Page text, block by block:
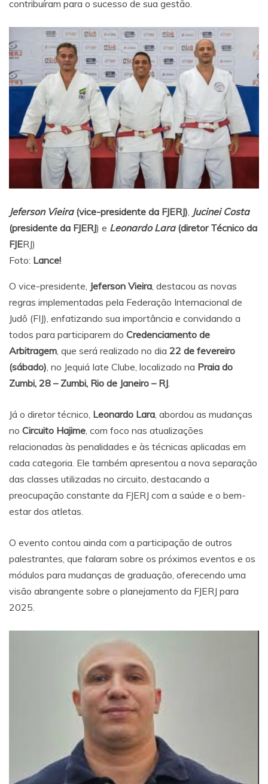
contribuíram para o sucesso de sua gestão.
Jeferson Vieira (vice-presidente da FJERJ) Jucinei Costa
(presidente da FJERJ) e Leonardo Lara (diretor Técnico da
FJERJ)
Foto: Lance!
O vice-presidente, Jeferson Vieira , destacou as novas
regras implementadas pela Federação Internacional de
Judô (FIJ), enfatizando sua importância e convidando a
todos para participarem do Credenciamento de
Arbitragem , que será realizado no dia 22 de fevereiro
(sábado) , no Jequiá Iate Clube, localizado na Praia do
Zumbi, 28 – Zumbi, Rio de Janeiro – RJ
Já o diretor técnico, Leonardo Lara , abordou as mudanças
no Circuito Hajime , com foco nas atualizações
relacionadas às penalidades e às técnicas aplicadas em
cada categoria. Ele também apresentou a nova separação
das classes utilizadas no circuito, destacando a
preocupação constante da FJERJ com a saúde e o bem-
estar dos atletas.
O evento contou ainda com a participação de outros
palestrantes, que falaram sobre os próximos eventos e os
módulos para mudanças de graduação, oferecendo uma
visão abrangente sobre o planejamento da FJERJ para
2025.